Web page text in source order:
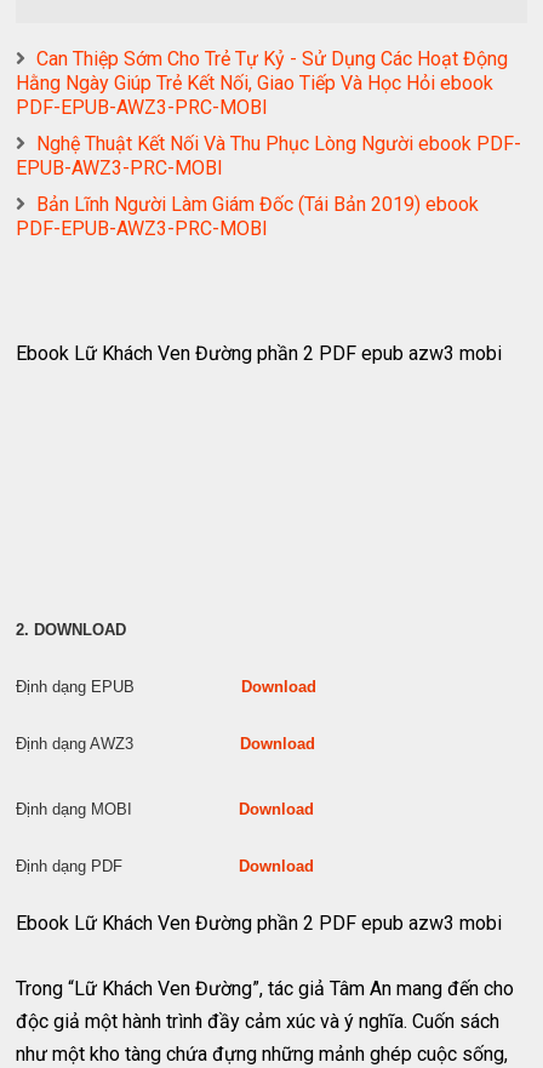
Can Thiệp Sớm Cho Trẻ Tự Kỷ - Sử Dụng Các Hoạt Động
Hằng Ngày Giúp Trẻ Kết Nối, Giao Tiếp Và Học Hỏi ebook
PDF-EPUB-AWZ3-PRC-MOBI
Nghệ Thuật Kết Nối Và Thu Phục Lòng Người ebook PDF-
EPUB-AWZ3-PRC-MOBI
Bản Lĩnh Người Làm Giám Đốc (Tái Bản 2019) ebook
PDF-EPUB-AWZ3-PRC-MOBI
Ebook Lữ Khách Ven Đường phần 2 PDF epub azw3 mobi
2. DOWNLOAD
Định dạng EPUBDownload
Định dạng AWZ3Download
Định dạng MOBIDownload
Định dạng PDFDownload
Ebook Lữ Khách Ven Đường phần 2 PDF epub azw3 mobi
Trong “Lữ Khách Ven Đường”, tác giả Tâm An mang đến cho
độc giả một hành trình đầy cảm xúc và ý nghĩa. Cuốn sách
như một kho tàng chứa đựng những mảnh ghép cuộc sống,